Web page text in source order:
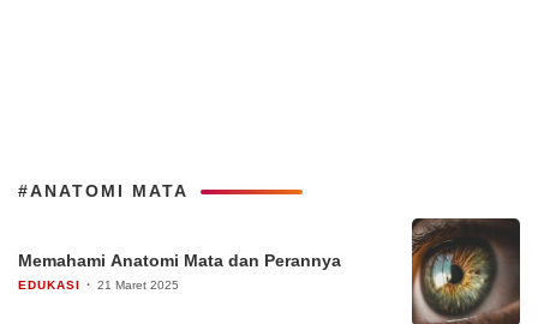
#ANATOMI MATA
Memahami Anatomi Mata dan Perannya
EDUKASI 21 Maret 2025